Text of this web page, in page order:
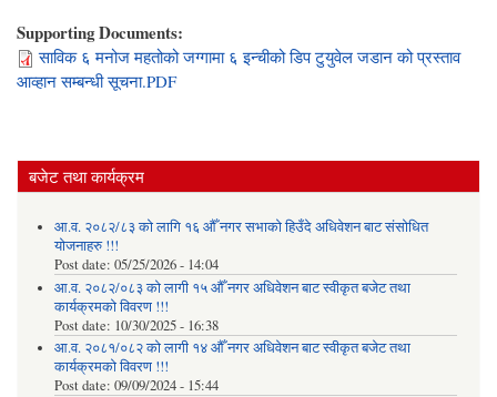
Supporting Documents:
साविक ६ मनोज महतोको जग्गामा ६ इन्चीको डिप टुयुवेल जडान को प्रस्ताव
आव्हान सम्बन्धी सूचना.PDF
बजेट तथा कार्यक्रम
आ.व. २०८२/८३ को लागि १६ औँ नगर सभाको हिउँदे अधिवेशन बाट संसोधित
योजनाहरु !!!
Post date: 05/25/2026 - 14:04
आ.व. २०८२/०८३ को लागी १५ औँ नगर अधिवेशन बाट स्वीकृत बजेट तथा
कार्यक्रमको विवरण !!!
Post date: 10/30/2025 - 16:38
आ.व. २०८१/०८२ को लागी १४ औँ नगर अधिवेशन बाट स्वीकृत बजेट तथा
कार्यक्रमको विवरण !!!
Post date: 09/09/2024 - 15:44